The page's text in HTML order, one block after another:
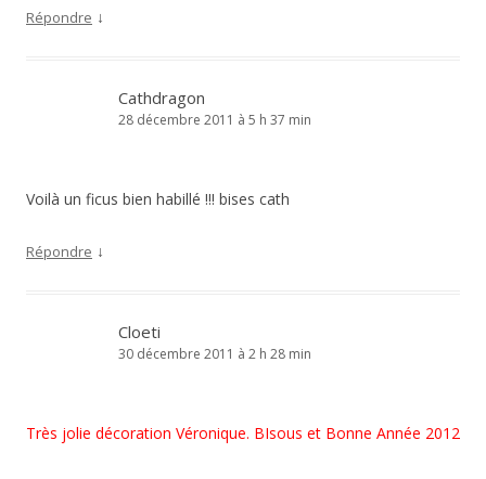
Répondre ↓
Cathdragon
28 décembre 2011 à 5 h 37 min
Voilà un ficus bien habillé !!! bises cath
Répondre ↓
Cloeti
30 décembre 2011 à 2 h 28 min
Très jolie décoration Véronique. BIsous et Bonne Année 2012